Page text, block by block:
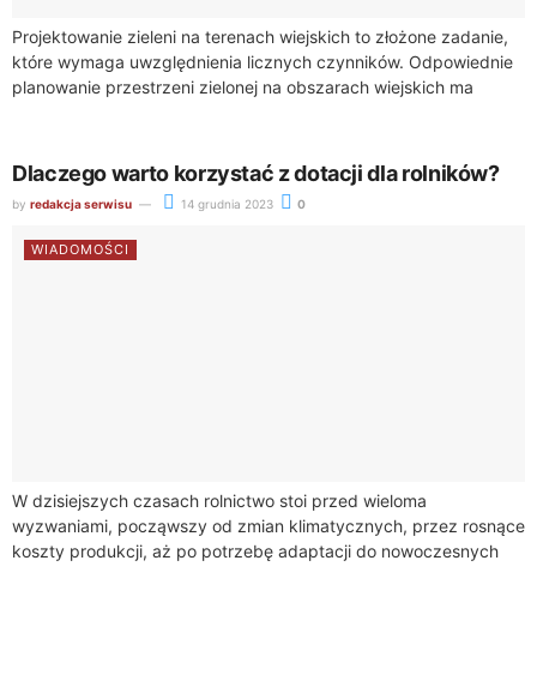
Projektowanie zieleni na terenach wiejskich to złożone zadanie,
które wymaga uwzględnienia licznych czynników. Odpowiednie
planowanie przestrzeni zielonej na obszarach wiejskich ma
Dlaczego warto korzystać z dotacji dla rolników?
by redakcja serwisu 14 grudnia 2023 0
WIADOMOŚCI
W dzisiejszych czasach rolnictwo stoi przed wieloma
wyzwaniami, począwszy od zmian klimatycznych, przez rosnące
koszty produkcji, aż po potrzebę adaptacji do nowoczesnych